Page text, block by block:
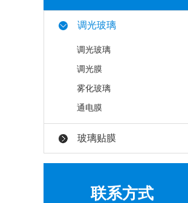
调光玻璃
调光玻璃
调光膜
雾化玻璃
通电膜
玻璃贴膜
联系方式